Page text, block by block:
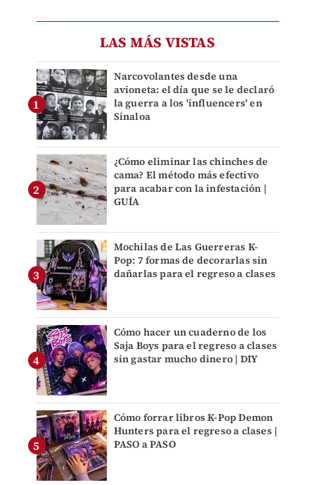
LAS MÁS VISTAS
Narcovolantes desde una
avioneta: el día que se le declaró
la guerra a los 'influencers' en
Sinaloa
¿Cómo eliminar las chinches de
cama? El método más efectivo
para acabar con la infestación |
GUÍA
Mochilas de Las Guerreras K-
Pop: 7 formas de decorarlas sin
dañarlas para el regreso a clases
Cómo hacer un cuaderno de los
Saja Boys para el regreso a clases
sin gastar mucho dinero | DIY
Cómo forrar libros K-Pop Demon
Hunters para el regreso a clases |
PASO a PASO